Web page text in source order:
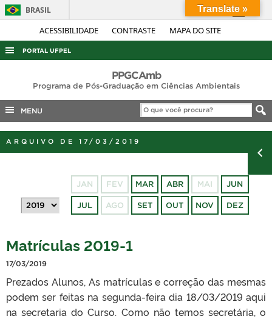
ACESSIBILIDADE CONTRASTE MAPA DO SITE
BRASIL
Simplifique!
Acesso à informação
Legislação
Canais
PORTAL UFPEL
AUDITORIA
COBALTO
CONCURSOS
EDITAIS
INTERNACIONAL
PORTARIAS
PPGCAmb
Programa de Pós-Graduação em Ciências Ambientais
MENU
ARQUIVO DE 17/03/2019
JAN FEV MAR ABR MAI JUN
JUL AGO SET OUT NOV DEZ
Matrículas 2019-1
17/03/2019
Prezados Alunos, As matrículas e correção das mesmas
podem ser feitas na segunda-feira dia 18/03/2019 aqui
na secretaria do Curso. Como não temos secretária, o
Translate »